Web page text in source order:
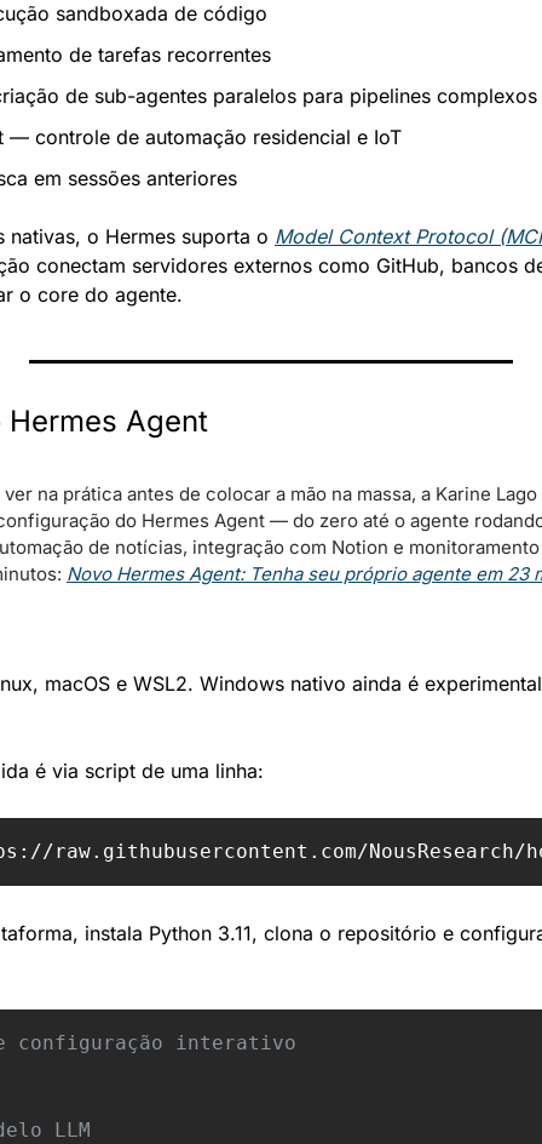
sandboxada de código
de tarefas recorrentes
de sub-agentes paralelos para pipelines complexos
— controle de automação residencial e IoT
em sessões anteriores
nativas, o Hermes suporta o Model Context Protocol
conectam servidores externos como GitHub, bancos
o core do agente.
Hermes Agent
na prática antes de colocar a mão na massa, a Karine
do Hermes Agent — do zero até o agente
de notícias, integração com Notion e
Novo Hermes Agent: Tenha seu próprio agente em 23
macOS e WSL2. Windows nativo ainda é
é via script de uma linha:
raw.githubusercontent.com/
instala Python 3.11, clona o repositório e
configuração interativo
LLM